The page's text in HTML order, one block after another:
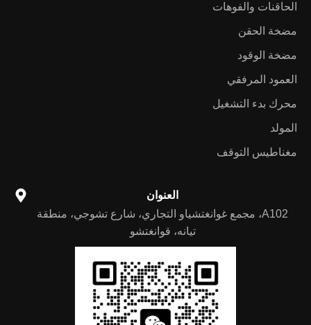
الحاقنات والفوهات
مضخة الحقن
مضخة الوقود
العمود المرفقي
محرك بدء التشغيل
المولد
مغناطيس التوقف
العنوان
A102، مجمع غوانغتشياو التجاري، شارع تشوجي، منطقة
تيانه، قوانغتشو